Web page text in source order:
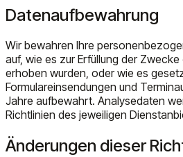
Datenaufbewahrung
Wir bewahren Ihre
auf, wie es zur Erfüllung der
erhoben wurden, oder wie es
Formulareinsendungen und
Jahre aufbewahrt. Analysedaten
Richtlinien des jeweiligen
Änderungen dieser